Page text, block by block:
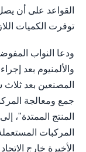
توفرت الكميات
ودعا النواب
والألمنيوم بعد
المصنعين بعد
جمع ومعالجة
المنتج الممتدة"،
المركبات
الأخيرة خارج